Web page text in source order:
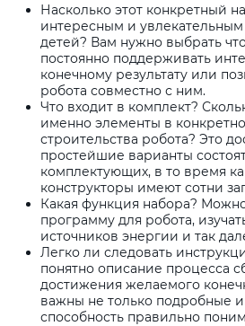
Насколько этот конкретный
интересным и
детей? Вам нужно выбрать
постоянно поддерживать
конечному результату или
робота совместно с ним.
Что входит в комплект?
именно элементы в
строительства робота? Это
простейшие варианты
комплектующих, в то время
конструкторы имеют сотни
Какая функция набора?
программу для робота,
источников энергии и так
Легко ли следовать
понятно описание процесса
достижения желаемого
важны не только подробные
способность правильно